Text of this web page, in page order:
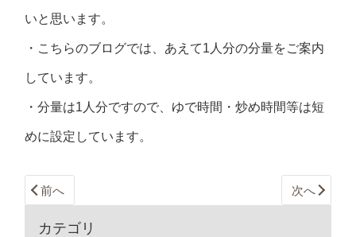
いと思います。
・こちらのブログでは、あえて1人分の分量をご案内
しています。
・分量は1人分ですので、ゆで時間・炒め時間等は短
めに設定しています。
前へ 次へ
カテゴリ